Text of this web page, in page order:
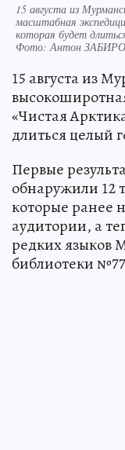
15 августа из
масштабная
которая будет
Фото: Антон
15 августа из
«Чистая
длиться целый
Первые
обнаружили 12
которые ранее
аудитории, а
редких языков
библиотеки